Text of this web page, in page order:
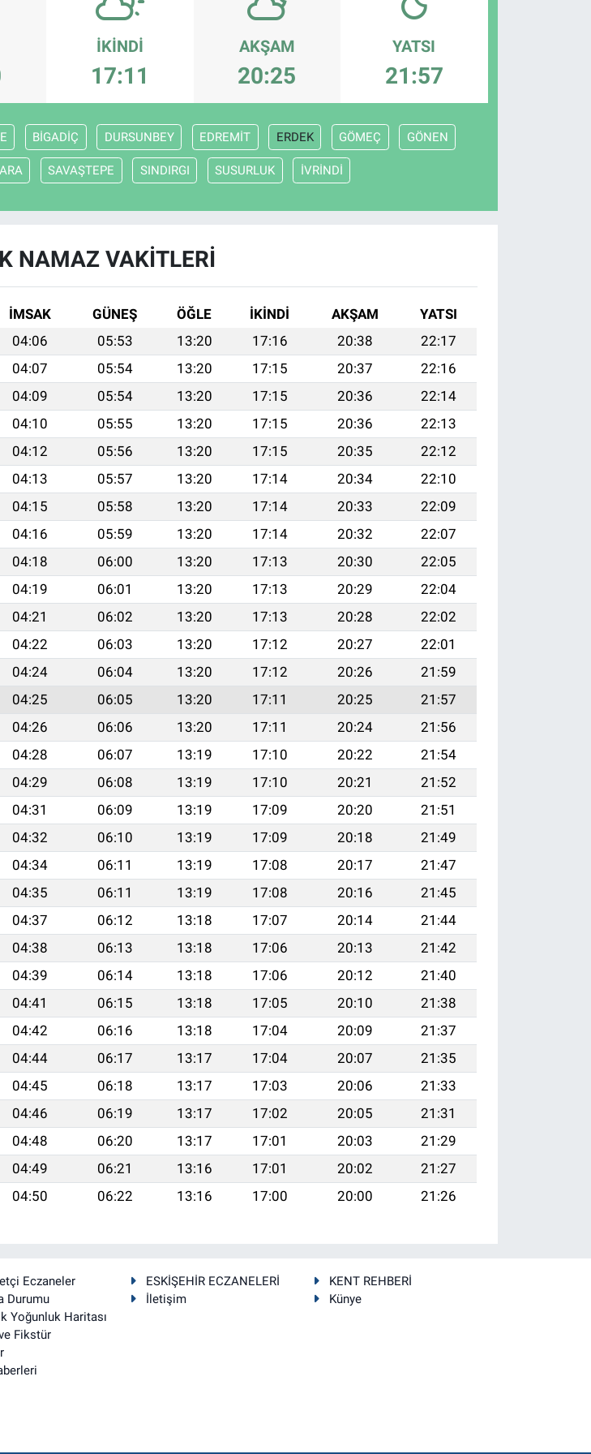
İKINDI
17:11
AKŞAM
20:25
YATSI
21:57
BİGADİÇ DURSUNBEY EDREMİT ERDEK GÖMEÇ GÖNEN
SAVAŞTEPE SINDIRGI SUSURLUK İVRİNDİ
NAMAZ VAKITLERI
İMSAK GÜNEŞ ÖĞLE İKINDI AKŞAM
YATSI
04:06 05:53 13:20 17:16 20:38
22:17
04:07 05:54 13:20 17:15 20:37
22:16
04:09 05:54 13:20 17:15 20:36
22:14
04:10 05:55 13:20 17:15 20:36
22:13
04:12 05:56 13:20 17:15 20:35
22:12
04:13 05:57 13:20 17:14 20:34
22:10
04:15 05:58 13:20 17:14 20:33
22:09
04:16 05:59 13:20 17:14 20:32
22:07
04:18 06:00 13:20 17:13 20:30
22:05
04:19 06:01 13:20 17:13 20:29
22:04
04:21 06:02 13:20 17:13 20:28
22:02
04:22 06:03 13:20 17:12 20:27
22:01
04:24 06:04 13:20 17:12 20:26
21:59
04:25 06:05 13:20 17:11 20:25
21:57
04:26 06:06 13:20 17:11 20:24
21:56
04:28 06:07 13:19 17:10 20:22
21:54
04:29 06:08 13:19 17:10 20:21
21:52
04:31 06:09 13:19 17:09 20:20
21:51
04:32 06:10 13:19 17:09 20:18
21:49
04:34 06:11 13:19 17:08 20:17
21:47
04:35 06:11 13:19 17:08 20:16
21:45
04:37 06:12 13:18 17:07 20:14
21:44
04:38 06:13 13:18 17:06 20:13
21:42
04:39 06:14 13:18 17:06 20:12
21:40
04:41 06:15 13:18 17:05 20:10
21:38
04:42 06:16 13:18 17:04 20:09
21:37
04:44 06:17 13:17 17:04 20:07
21:35
04:45 06:18 13:17 17:03 20:06
21:33
04:46 06:19 13:17 17:02 20:05
21:31
04:48 06:20 13:17 17:01 20:03
21:29
04:49 06:21 13:16 17:01 20:02
21:27
04:50 06:22 13:16 17:00 20:00 21:26
Eczaneler
Durumu
Yoğunluk Haritası
Fikstür
ESKİŞEHİR ECZANELERİ
KENT REHBERİ
İletişim
Künye